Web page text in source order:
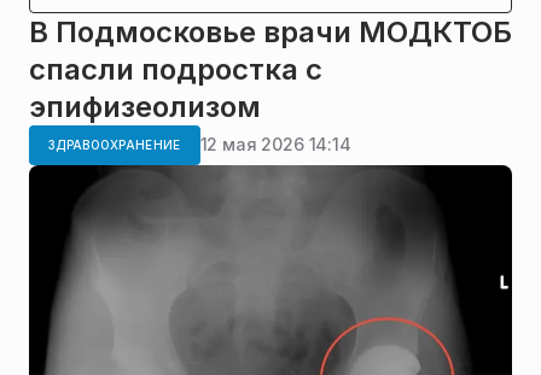
В Подмосковье врачи МОДКТОБ
спасли подростка с
эпифизеолизом
ЗДРАВООХРАНЕНИЕ 12 мая 2026 14:14